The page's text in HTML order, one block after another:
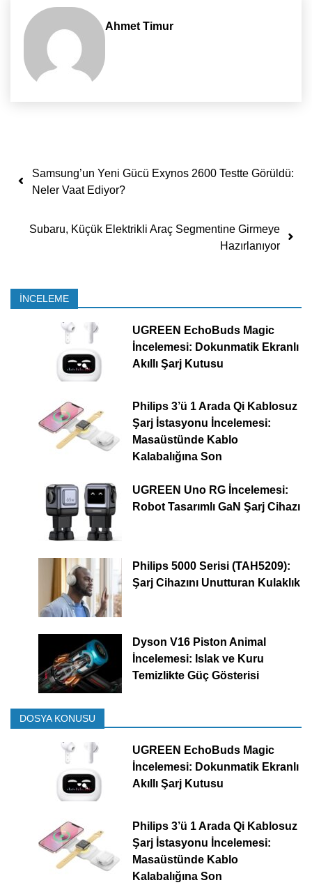
Ahmet Timur
Yazı dolaşımı
Samsung’un Yeni Gücü Exynos 2600 Testte Görüldü:
Neler Vaat Ediyor?
Subaru, Küçük Elektrikli Araç Segmentine Girmeye
Hazırlanıyor
İNCELEME
UGREEN EchoBuds Magic
İncelemesi: Dokunmatik Ekranlı
Akıllı Şarj Kutusu
Philips 3’ü 1 Arada Qi Kablosuz
Şarj İstasyonu İncelemesi:
Masaüstünde Kablo
Kalabalığına Son
UGREEN Uno RG İncelemesi:
Robot Tasarımlı GaN Şarj Cihazı
Philips 5000 Serisi (TAH5209):
Şarj Cihazını Unutturan Kulaklık
Dyson V16 Piston Animal
İncelemesi: Islak ve Kuru
Temizlikte Güç Gösterisi
DOSYA KONUSU
UGREEN EchoBuds Magic
İncelemesi: Dokunmatik Ekranlı
Akıllı Şarj Kutusu
Philips 3’ü 1 Arada Qi Kablosuz
Şarj İstasyonu İncelemesi:
Masaüstünde Kablo
Kalabalığına Son